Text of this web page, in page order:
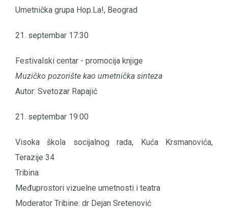
Umetnička grupa Hop.La!, Beograd
21. septembar 17:30
Festivalski centar - promocija knjige
Muzičko pozorište kao umetnička sinteza
Autor: Svetozar Rapajić
21. septembar 19:00
Visoka škola socijalnog rada, Kuća Krsmanovića,
Terazije 34
Tribina
Međuprostori vizuelne umetnosti i teatra
Moderator Tribine: dr Dejan Sretenović